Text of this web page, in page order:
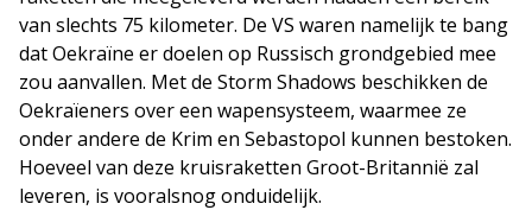
van slechts 75 kilometer. De VS waren namelijk te bang
dat Oekraïne er doelen op Russisch grondgebied mee
zou aanvallen. Met de Storm Shadows beschikken de
Oekraïeners over een wapensysteem, waarmee ze
onder andere de Krim en Sebastopol kunnen bestoken.
Hoeveel van deze kruisraketten Groot-Britannië zal
leveren, is vooralsnog onduidelijk.